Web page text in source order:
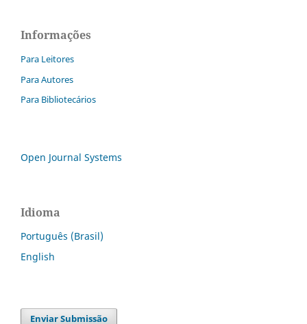
Informações
Para Leitores
Para Autores
Para Bibliotecários
Open Journal Systems
Idioma
Português (Brasil)
English
Enviar Submissão